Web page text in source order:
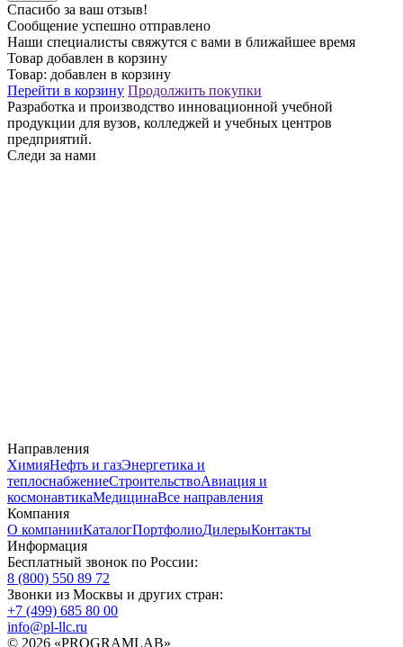
Спасибо за ваш отзыв!
Сообщение успешно отправлено
Наши специалисты свяжутся с вами в ближайшее время
Товар добавлен в корзину
Товар: добавлен в корзину
Перейти в корзину Продолжить покупки
Разработка и производство инновационной учебной
продукции для вузов, колледжей и учебных центров
предприятий.
Следи за нами
Направления
ХимияНефть и газЭнергетика и
теплоснабжениеСтроительствоАвиация и
космонавтикаМедицинаВсе направления
Компания
О компанииКаталогПортфолиоДилерыКонтакты
Информация
Бесплатный звонок по России:
8 (800) 550 89 72
Звонки из Москвы и других стран:
+7 (499) 685 80 00
info@pl-llc.ru
© 2026 «PROGRAMLAB»